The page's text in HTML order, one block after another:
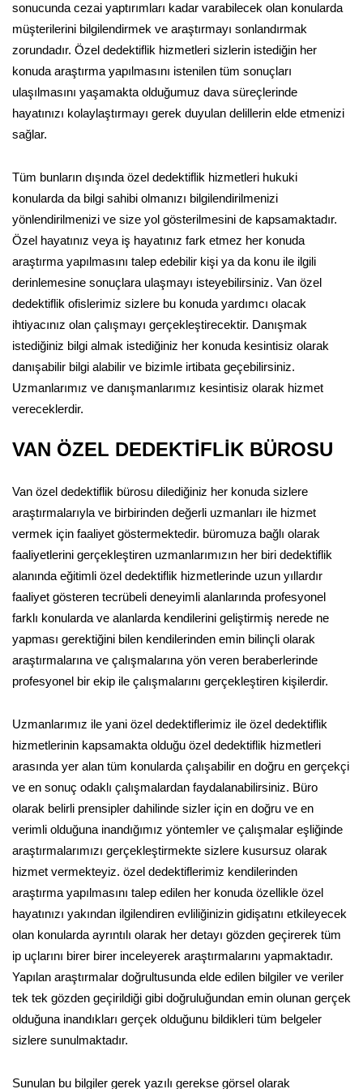
sonucunda cezai yaptırımları kadar varabilecek olan konularda
müşterilerini bilgilendirmek ve araştırmayı sonlandırmak
zorundadır. Özel dedektiflik hizmetleri sizlerin istediğin her
konuda araştırma yapılmasını istenilen tüm sonuçları
ulaşılmasını yaşamakta olduğumuz dava süreçlerinde
hayatınızı kolaylaştırmayı gerek duyulan delillerin elde etmenizi
sağlar.
Tüm bunların dışında özel dedektiflik hizmetleri hukuki
konularda da bilgi sahibi olmanızı bilgilendirilmenizi
yönlendirilmenizi ve size yol gösterilmesini de kapsamaktadır.
Özel hayatınız veya iş hayatınız fark etmez her konuda
araştırma yapılmasını talep edebilir kişi ya da konu ile ilgili
derinlemesine sonuçlara ulaşmayı isteyebilirsiniz. Van özel
dedektiflik ofislerimiz sizlere bu konuda yardımcı olacak
ihtiyacınız olan çalışmayı gerçekleştirecektir. Danışmak
istediğiniz bilgi almak istediğiniz her konuda kesintisiz olarak
danışabilir bilgi alabilir ve bizimle irtibata geçebilirsiniz.
Uzmanlarımız ve danışmanlarımız kesintisiz olarak hizmet
vereceklerdir.
VAN ÖZEL DEDEKTİFLİK BÜROSU
Van özel dedektiflik bürosu dilediğiniz her konuda sizlere
araştırmalarıyla ve birbirinden değerli uzmanları ile hizmet
vermek için faaliyet göstermektedir. büromuza bağlı olarak
faaliyetlerini gerçekleştiren uzmanlarımızın her biri dedektiflik
alanında eğitimli özel dedektiflik hizmetlerinde uzun yıllardır
faaliyet gösteren tecrübeli deneyimli alanlarında profesyonel
farklı konularda ve alanlarda kendilerini geliştirmiş nerede ne
yapması gerektiğini bilen kendilerinden emin bilinçli olarak
araştırmalarına ve çalışmalarına yön veren beraberlerinde
profesyonel bir ekip ile çalışmalarını gerçekleştiren kişilerdir.
Uzmanlarımız ile yani özel dedektiflerimiz ile özel dedektiflik
hizmetlerinin kapsamakta olduğu özel dedektiflik hizmetleri
arasında yer alan tüm konularda çalışabilir en doğru en gerçekçi
ve en sonuç odaklı çalışmalardan faydalanabilirsiniz. Büro
olarak belirli prensipler dahilinde sizler için en doğru ve en
verimli olduğuna inandığımız yöntemler ve çalışmalar eşliğinde
araştırmalarımızı gerçekleştirmekte sizlere kusursuz olarak
hizmet vermekteyiz. özel dedektiflerimiz kendilerinden
araştırma yapılmasını talep edilen her konuda özellikle özel
hayatınızı yakından ilgilendiren evliliğinizin gidişatını etkileyecek
olan konularda ayrıntılı olarak her detayı gözden geçirerek tüm
ip uçlarını birer birer inceleyerek araştırmalarını yapmaktadır.
Yapılan araştırmalar doğrultusunda elde edilen bilgiler ve veriler
tek tek gözden geçirildiği gibi doğruluğundan emin olunan gerçek
olduğuna inandıkları gerçek olduğunu bildikleri tüm belgeler
sizlere sunulmaktadır.
Sunulan bu bilgiler gerek yazılı gerekse görsel olarak